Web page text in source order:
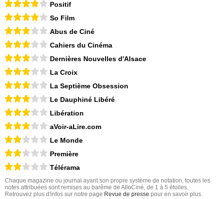
Positif
So Film
Abus de Ciné
Cahiers du Cinéma
Dernières Nouvelles d'Alsace
La Croix
La Septième Obsession
Le Dauphiné Libéré
Libération
aVoir-aLire.com
Le Monde
Première
Télérama
Chaque magazine ou journal ayant son propre système de notation, toutes les
notes attribuées sont remises au barême de AlloCiné, de 1 à 5 étoiles.
Retrouvez plus d'infos sur notre page Revue de presse pour en savoir plus.